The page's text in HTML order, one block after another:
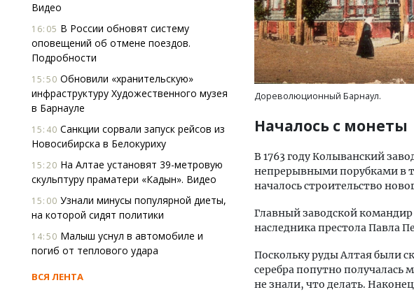
Видео
16:05 В России обновят систему
оповещений об отмене поездов.
Подробности
15:50 Обновили «хранительскую»
инфраструктуру Художественного музея
в Барнауле
15:40 Санкции сорвали запуск рейсов из
Новосибирска в Белокуриху
15:20 На Алтае установят 39-метровую
скульптуру праматери «Кадын». Видео
15:00 Узнали минусы популярной диеты,
на которой сидят политики
14:50 Малыш уснул в автомобиле и
погиб от теплового удара
ВСЯ ЛЕНТА
Дореволюционный Барнаул.
Началось с монеты
В 1763 году Колыванский
непрерывными порубками в
началось строительство
Главный заводской
наследника престола Павла
Поскольку руды Алтая были
серебра попутно
не знали, что делать.